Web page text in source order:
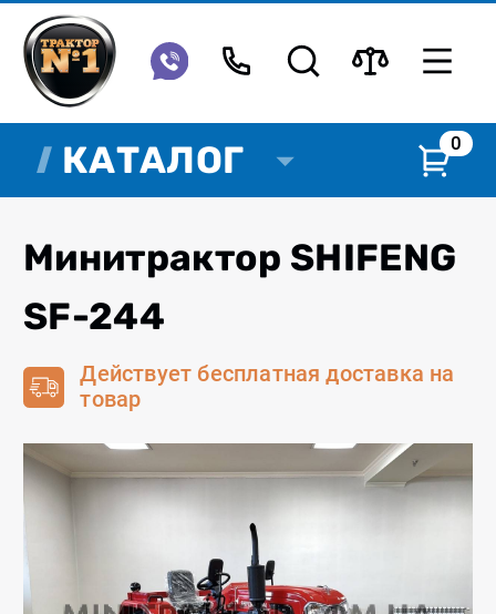
КАТАЛОГ 0
Минитрактор SHIFENG
SF-244
Действует бесплатная доставка на
товар